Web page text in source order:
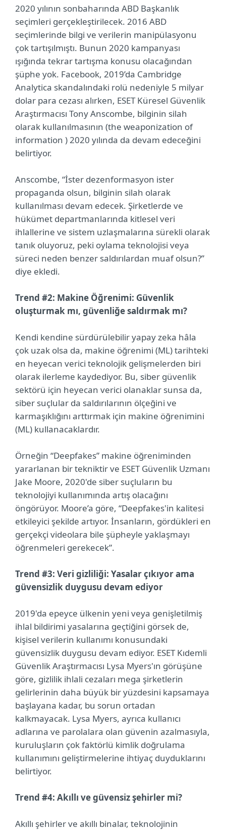
2020 yılının sonbaharında ABD Başkanlık
seçimleri gerçekleştirilecek. 2016 ABD
seçimlerinde bilgi ve verilerin manipülasyonu
çok tartışılmıştı. Bunun 2020 kampanyası
ışığında tekrar tartışma konusu olacağından
şüphe yok. Facebook, 2019’da Cambridge
Analytica skandalındaki rolü nedeniyle 5 milyar
dolar para cezası alırken, ESET Küresel Güvenlik
Araştırmacısı Tony Anscombe, bilginin silah
olarak kullanılmasının (the weaponization of
information ) 2020 yılında da devam edeceğini
belirtiyor.
Anscombe, “İster dezenformasyon ister
propaganda olsun, bilginin silah olarak
kullanılması devam edecek. Şirketlerde ve
hükümet departmanlarında kitlesel veri
ihlallerine ve sistem uzlaşmalarına sürekli olarak
tanık oluyoruz, peki oylama teknolojisi veya
süreci neden benzer saldırılardan muaf olsun?”
diye ekledi.
Trend #2: Makine Öğrenimi: Güvenlik
oluşturmak mı, güvenliğe saldırmak mı?
Kendi kendine sürdürülebilir yapay zeka hâla
çok uzak olsa da, makine öğrenimi (ML) tarihteki
en heyecan verici teknolojik gelişmelerden biri
olarak ilerleme kaydediyor. Bu, siber güvenlik
sektörü için heyecan verici olanaklar sunsa da,
siber suçlular da saldırılarının ölçeğini ve
karmaşıklığını arttırmak için makine öğrenimini
(ML) kullanacaklardır.
Örneğin “Deepfakes” makine öğreniminden
yararlanan bir tekniktir ve ESET Güvenlik Uzmanı
Jake Moore, 2020'de siber suçluların bu
teknolojiyi kullanımında artış olacağını
öngörüyor. Moore’a göre, “Deepfakes'in kalitesi
etkileyici şekilde artıyor. İnsanların, gördükleri en
gerçekçi videolara bile şüpheyle yaklaşmayı
öğrenmeleri gerekecek”.
Trend #3: Veri gizliliği: Yasalar çıkıyor ama
güvensizlik duygusu devam ediyor
2019'da epeyce ülkenin yeni veya genişletilmiş
ihlal bildirimi yasalarına geçtiğini görsek de,
kişisel verilerin kullanımı konusundaki
güvensizlik duygusu devam ediyor. ESET Kıdemli
Güvenlik Araştırmacısı Lysa Myers'ın görüşüne
göre, gizlilik ihlali cezaları mega şirketlerin
gelirlerinin daha büyük bir yüzdesini kapsamaya
başlayana kadar, bu sorun ortadan
kalkmayacak. Lysa Myers, ayrıca kullanıcı
adlarına ve parolalara olan güvenin azalmasıyla,
kuruluşların çok faktörlü kimlik doğrulama
kullanımını geliştirmelerine ihtiyaç duyduklarını
belirtiyor.
Trend #4: Akıllı ve güvensiz şehirler mi?
Akıllı şehirler ve akıllı binalar, teknolojinin